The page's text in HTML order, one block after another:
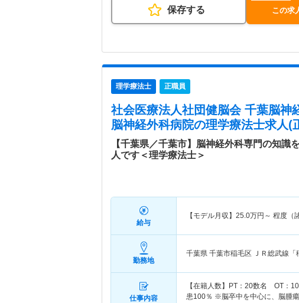
保存する この求
理学療法士 正職員
社会医療法人社団健脳会 千葉脳神
脳神経外科病院の理学療法士求人(
【千葉県／千葉市】脳神経外科専門の知識
人です＜理学療法士＞
給与
【モデル月収】 25.0万円～ 程度（
勤務地
千葉県 千葉市稲毛区 ＪＲ総武線「
仕事内容
【在籍人数】PT：20数名 OT：
患100％ ※脳卒中を中心に、脳腫